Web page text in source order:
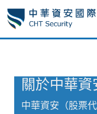
關於中華資
中華資安（股票